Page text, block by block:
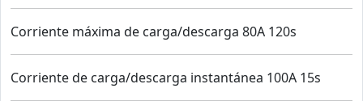
Corriente máxima de carga/descarga 80A 120s
Corriente de carga/descarga instantánea 100A 15s